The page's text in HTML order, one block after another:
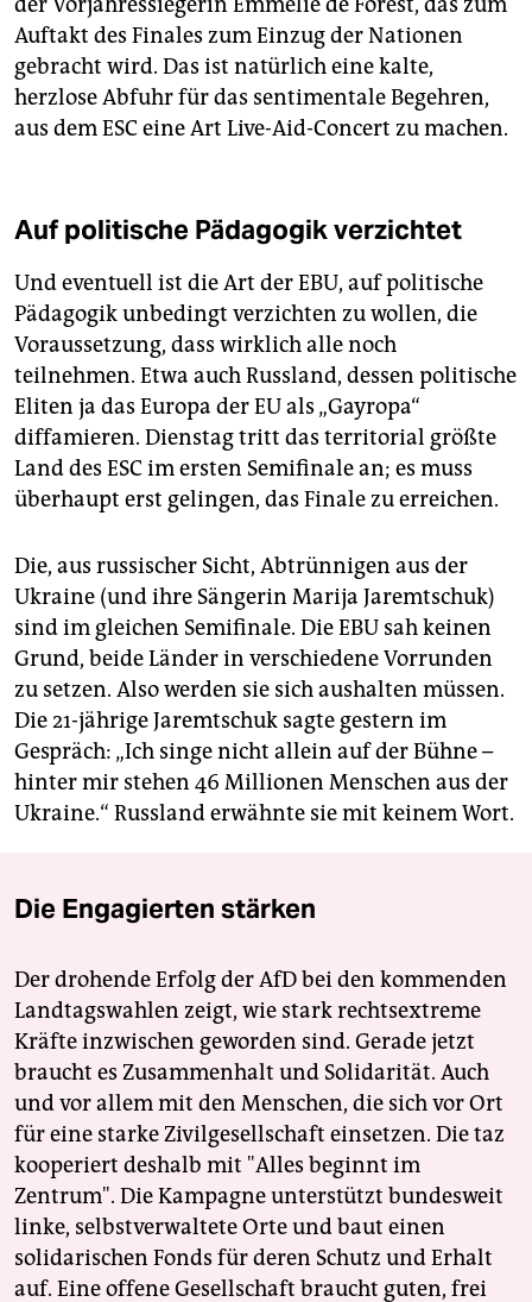
Auftakt des Finales zum Einzug der Nationen
gebracht wird. Das ist natürlich eine kalte,
herzlose Abfuhr für das sentimentale Begehren,
aus dem ESC eine Art Live-Aid-Concert zu machen.
Auf politische Pädagogik verzichtet
Und eventuell ist die Art der EBU, auf politische
Pädagogik unbedingt verzichten zu wollen, die
Voraussetzung, dass wirklich alle noch
teilnehmen. Etwa auch Russland, dessen politische
Eliten ja das Europa der EU als „Gayropa“
diffamieren. Dienstag tritt das territorial größte
Land des ESC im ersten Semifinale an; es muss
überhaupt erst gelingen, das Finale zu erreichen.
Die, aus russischer Sicht, Abtrünnigen aus der
Ukraine (und ihre Sängerin Marija Jaremtschuk)
sind im gleichen Semifinale. Die EBU sah keinen
Grund, beide Länder in verschiedene Vorrunden
zu setzen. Also werden sie sich aushalten müssen.
Die 21-jährige Jaremtschuk sagte gestern im
Gespräch: „Ich singe nicht allein auf der Bühne –
hinter mir stehen 46 Millionen Menschen aus der
Ukraine.“ Russland erwähnte sie mit keinem Wort.
Die Engagierten stärken
Der drohende Erfolg der AfD bei den kommenden
Landtagswahlen zeigt, wie stark rechtsextreme
Kräfte inzwischen geworden sind. Gerade jetzt
braucht es Zusammenhalt und Solidarität. Auch
und vor allem mit den Menschen, die sich vor Ort
für eine starke Zivilgesellschaft einsetzen. Die taz
kooperiert deshalb mit "Alles beginnt im
Zentrum". Die Kampagne unterstützt bundesweit
linke, selbstverwaltete Orte und baut einen
solidarischen Fonds für deren Schutz und Erhalt
auf. Eine offene Gesellschaft braucht guten, frei